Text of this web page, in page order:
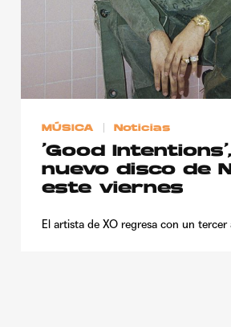
Aviso Legal
© 2015-2022 UMOMAG. PROPIEDAD DE
DERECHOS
MÚSICA Noticias
‘Good
nuevo disco de
este viernes
El artista de XO regresa con un